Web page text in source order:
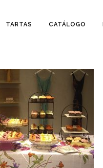
TARTAS CATÁLOGO